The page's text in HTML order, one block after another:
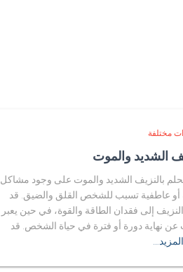
مختلفة
الشديد والموت
بالنزيف الشديد والموت على وجود مشاكل
عاطفية تسبب للشخص القلق والضيق. قد
إلى فقدان الطاقة والقوة، في حين يعبر
عن نهاية دورة أو فترة في حياة الشخص. قد